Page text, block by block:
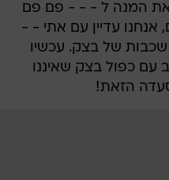
המנה ל - - - פם פם
עדיין עם אתי - -
שכבות של בצק. עכשיו
עם כפול בצק שאיננו
הזאת!